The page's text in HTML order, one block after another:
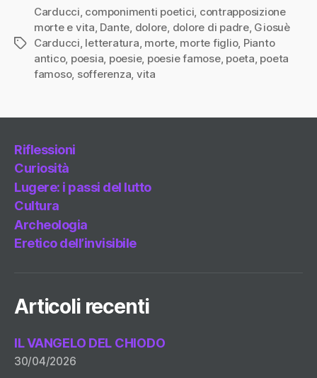
Tag
Carducci, componimenti poetici, contrapposizione
morte e vita, Dante, dolore, dolore di padre, Giosuè
Carducci, letteratura, morte, morte figlio, Pianto
antico, poesia, poesie, poesie famose, poeta, poeta
famoso, sofferenza, vita
Riflessioni
Curiosità
Lugere: i passi del lutto
Cultura
Archeologia
Eretico dell’invisibile
Articoli recenti
IL VANGELO DEL CHIODO
30/04/2026